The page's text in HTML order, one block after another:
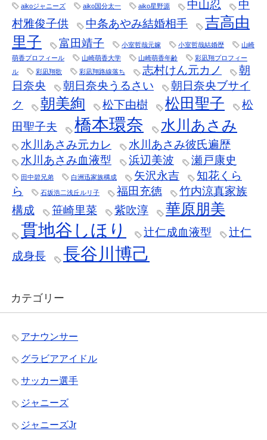
aikoジャニーズ aiko国分太一 aiko星野源 中山忍
中
村雅俊子供
中条あやみ結婚相手
吉高由
里子
富田靖子 小室哲哉元嫁 小室哲哉結婚歴
山崎
萌香プロフィール
山崎萌香大学 山崎萌香年齢
彩凪翔プロフィー
ル
彩凪翔歌 彩凪翔路線落ち 志村けん元カノ
朝
日奈央
朝日奈央うるさい
朝日奈央ブサイ
ク
朝美絢 松下由樹 松田聖子
松
田聖子夫
橋本環奈 水川あさみ
水川あさみ元カレ
水川あさみ彼氏遍歴
水川あさみ血液型
浜辺美波 瀬戸康史
田中碧兄弟 白洲迅家族構成 矢沢永吉
知花くら
ら
石坂浩二浅丘ルリ子 福田充徳
竹内涼真家族
構成
笹崎里菜 紫吹淳 華原朋美
貫地谷しほり 辻仁成血液型
辻仁
成身長
長谷川博己
カテゴリー
アナウンサー
グラビアアイドル
サッカー選手
ジャニーズ
ジャニーズJr